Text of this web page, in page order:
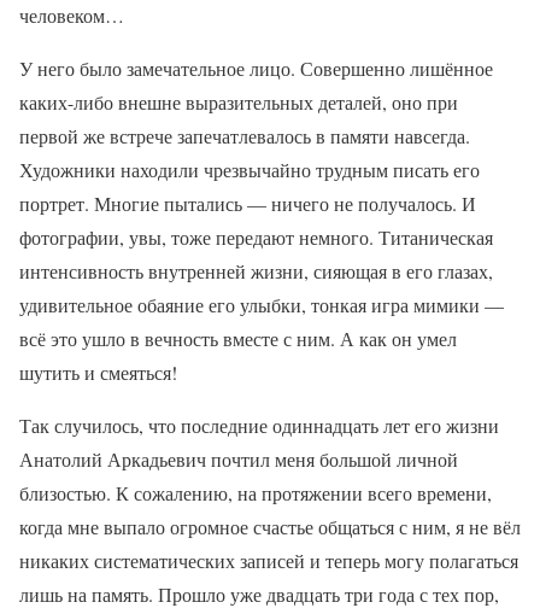
человеком…
У него было замечательное лицо. Совершенно лишённое
каких-либо внешне выразительных деталей, оно при
первой же встрече запечатлевалось в памяти навсегда.
Художники находили чрезвычайно трудным писать его
портрет. Многие пытались — ничего не получалось. И
фотографии, увы, тоже передают немного. Титаническая
интенсивность внутренней жизни, сияющая в его глазах,
удивительное обаяние его улыбки, тонкая игра мимики —
всё это ушло в вечность вместе с ним. А как он умел
шутить и смеяться!
Так случилось, что последние одиннадцать лет его жизни
Анатолий Аркадьевич почтил меня большой личной
близостью. К сожалению, на протяжении всего времени,
когда мне выпало огромное счастье общаться с ним, я не вёл
никаких систематических записей и теперь могу полагаться
лишь на память. Прошло уже двадцать три года с тех пор,